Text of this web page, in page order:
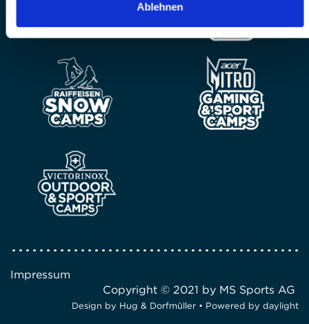
Ablehnen
Impressum
Copyright © 2021 by MS Sports AG
Design by Hug & Dorfmüller • Powered by daylight